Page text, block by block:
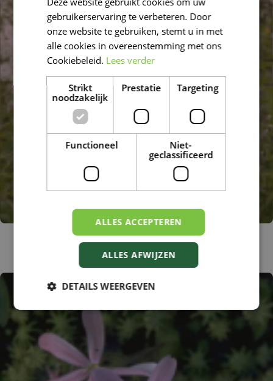
Flox
gebruikerservaring te verbeteren. Door
onze website te gebruiken, stemt u in met
alle cookies in overeenstemming met ons
Cookiebeleid. Lees verder
Strikt
noodzakelijk
Prestatie Targeting
Functioneel
Niet-
geclassificeerd
ALLES ACCEPTEREN
ALLES AFWIJZEN
DETAILS WEERGEVEN